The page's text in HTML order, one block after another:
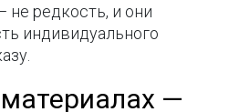
не редкость, и они
индивидуального
—